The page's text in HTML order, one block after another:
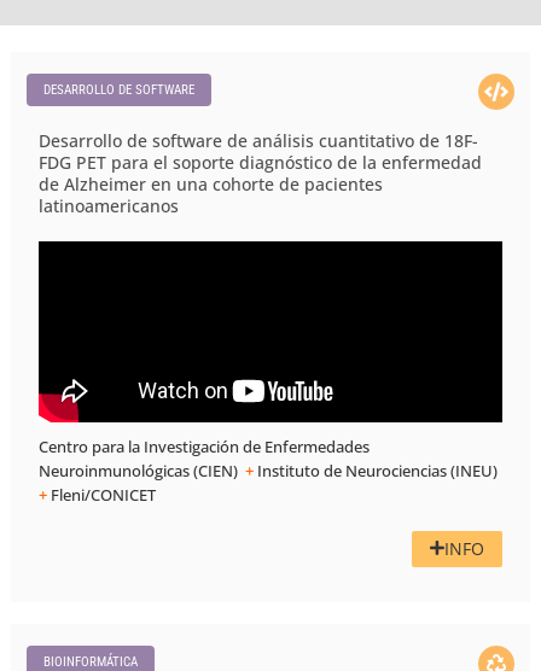
DESARROLLO DE SOFTWARE
Desarrollo de software de análisis cuantitativo de 18F-
FDG PET para el soporte diagnóstico de la enfermedad
de Alzheimer en una cohorte de pacientes
latinoamericanos
Centro para la Investigación de Enfermedades
Neuroinmunológicas (CIEN)+ Instituto de Neurociencias (INEU)
+ Fleni/CONICET
INFO
BIOINFORMÁTICA